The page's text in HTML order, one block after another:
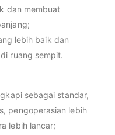
dan membuat
lebih baik dan
ruang sempit.
sebagai standar,
pengoperasian lebih
lebih lancar;